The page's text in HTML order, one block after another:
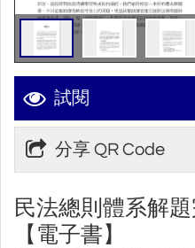
試閱
分享 QR Code
民法總則體系解
【電子書】